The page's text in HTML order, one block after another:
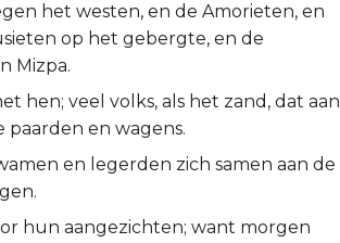
het westen, en de Amorieten, en
op het gebergte, en de
Mizpa.
hen; veel volks, als het zand, dat aan
paarden en wagens.
en legerden zich samen aan de
hun aangezichten; want morgen